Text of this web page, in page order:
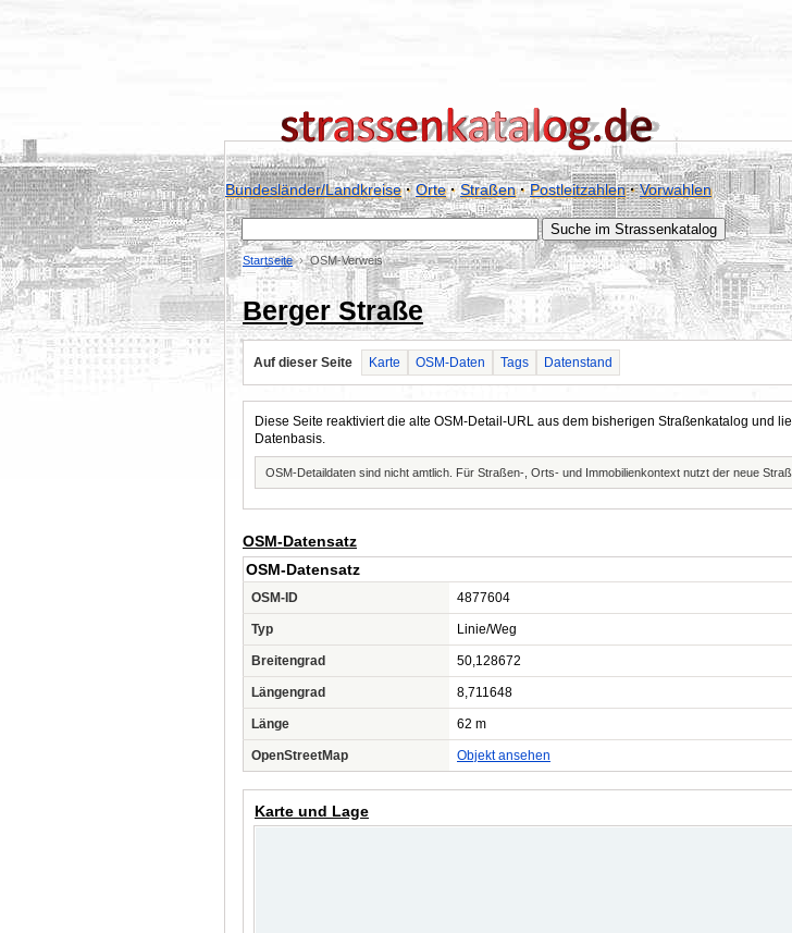
Bundesländer/Landkreise·Orte·Straßen·Postleitzahlen·Vorwahlen
Startseite OSM-Verweis
Berger Straße
Auf dieser Seite Karte OSM-Daten Tags Datenstand
Diese Seite reaktiviert die alte OSM-Detail-URL aus dem bisherigen Straßenkatalog und
Datenbasis.
OSM-Detaildaten sind nicht amtlich. Für Straßen-, Orts- und Immobilienkontext nutzt der neue
OSM-Datensatz
OSM-Datensatz
OSM-ID 4877604
Typ Linie/Weg
Breitengrad 50,128672
Längengrad 8,711648
Länge 62 m
OpenStreetMap Objekt ansehen
Karte und Lage